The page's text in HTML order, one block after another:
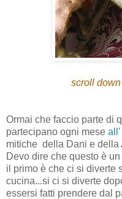
scroll
Ormai che faccio parte di
partecipano ogni mese all'
mitiche della Dani e della
Devo dire che questo è
il primo è che ci si diverte
cucina...si ci si diverte
essersi fatti prendere dal